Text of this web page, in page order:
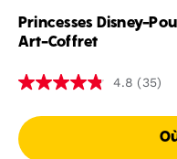
Princesses Disney-
Art-Coffret
4.8 (35)